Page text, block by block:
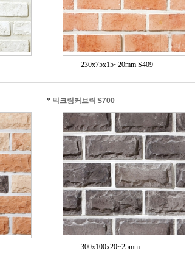
230x75x15~20mm S409
* 빅크링커브릭 S700
300x100x20~25mm